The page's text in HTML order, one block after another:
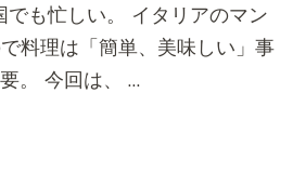
でも忙しい。 イタリアのマン
料理は「簡単、美味しい」事
。 今回は、 …